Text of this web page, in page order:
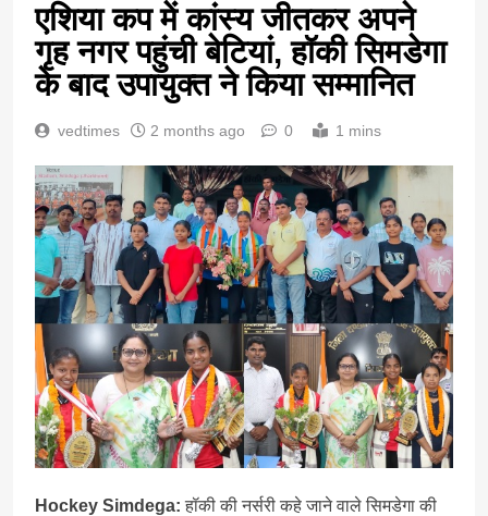
एशिया कप में कांस्य जीतकर अपने
गृह नगर पहुंची बेटियां, हॉकी सिमडेगा
के बाद उपायुक्त ने किया सम्मानित
vedtimes 2 months ago 0 1 mins
Hockey Simdega:हॉकी की नर्सरी कहे जाने वाले सिमडेगा की